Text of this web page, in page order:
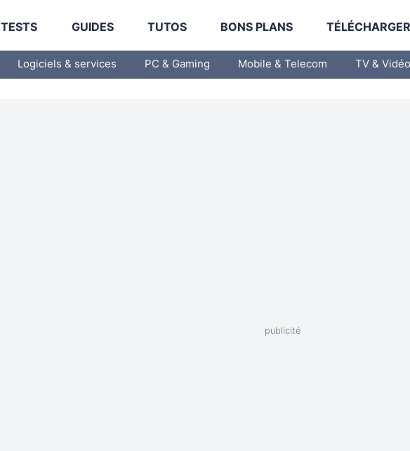
TESTS GUIDES TUTOS BONS PLANS
Logiciels & services PC & Gaming Mobile & Telecom TV & Vidéo